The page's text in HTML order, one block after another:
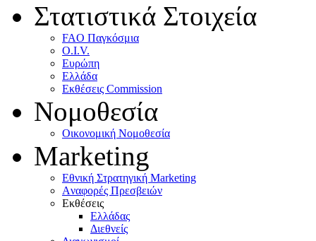
Στατιστικά Στοιχεία
FAO Παγκόσμια
O.I.V.
Ευρώπη
Ελλάδα
Eκθέσεις Commission
Νομοθεσία
Οικονομική Νομοθεσία
Marketing
Eθνική Στρατηγική Marketing
Aναφορές Πρεσβειών
Eκθέσεις
Eλλάδας
Διεθνείς